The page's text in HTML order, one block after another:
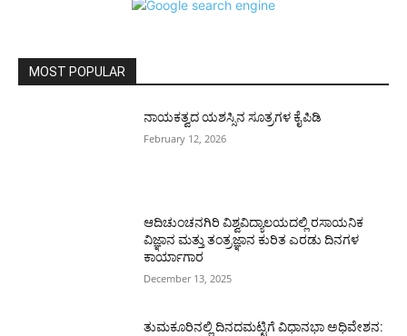
MOST POPULAR
ನಾಯಕತ್ವದ ಯಶಸ್ಸಿನ ಸೂತ್ರಗಳ ಕೈಪಿಡಿ
February 12, 2026
ಆದಿಚುಂಚನಗಿರಿ ವಿಶ್ವವಿದ್ಯಾಲಯದಲ್ಲಿ ರಸಾಯನಿಕ
ವಿಜ್ಞಾನ ಮತ್ತು ತಂತ್ರಜ್ಞಾನ ಕುರಿತ ಎರಡು ದಿನಗಳ
ಕಾರ್ಯಾಗಾರ
December 13, 2025
ತುಮಕೂರಿನಲ್ಲಿ ದಿನದಮಟ್ಟಿಗೆ ವಿಧಾನಭಾ ಅಧಿವೇಶನ: